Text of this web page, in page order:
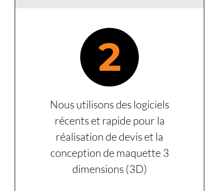
2
Nous utilisons des logiciels
récents et rapide pour la
réalisation de devis et la
conception de maquette 3
dimensions (3D)